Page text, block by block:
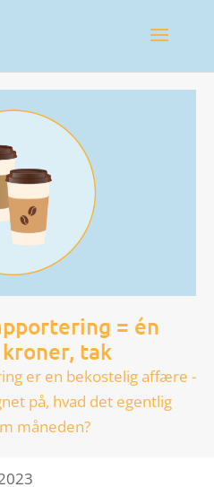
= én
tak
er en bekostelig affære -
på, hvad det egentlig
måneden?